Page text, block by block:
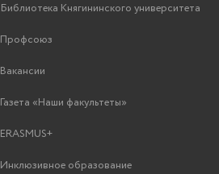
Библиотека Княгининского университета
Профсоюз
Вакансии
Газета «Наши факультеты»
ERASMUS+
Инклюзивное образование